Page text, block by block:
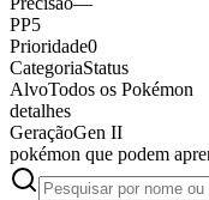
PP5
Prioridade0
CategoriaStatus
AlvoTodos os Pokémon
detalhes
GeraçãoGen II
pokémon que podem